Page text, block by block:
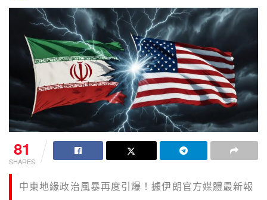
81
SHARES
中東地緣政治風暴再度引爆！據伊朗官方媒體最新報